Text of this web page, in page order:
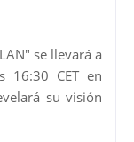
se llevará a
CET en
su visión